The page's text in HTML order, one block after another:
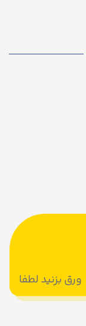
ورق بزنید لطفا